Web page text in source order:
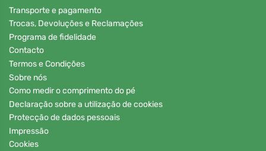
Transporte e pagamento
Trocas, Devoluções e Reclamações
Programa de fidelidade
Contacto
Termos e Condições
Sobre nós
Como medir o comprimento do pé
Declaração sobre a utilização de cookies
Protecção de dados pessoais
Impressão
Cookies